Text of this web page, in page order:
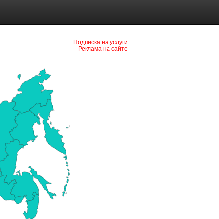
Подписка на услуги
Реклама на сайте